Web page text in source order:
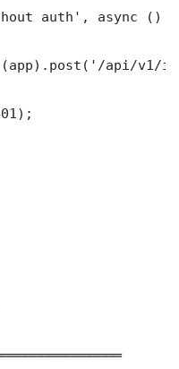
auth', async ()
api/v1/